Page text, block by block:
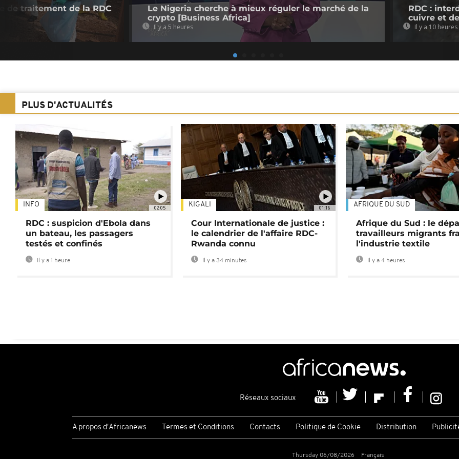
de traitement de la RDC
Le Nigeria cherche à mieux réguler le marché de la
crypto [Business Africa]
Il y a 5 heures
RDC :
cuivre et
Il y a 10 heures
PLUS D'ACTUALITÉS
02:05
INFO
RDC : suspicion d'Ebola dans
un bateau, les passagers
testés et confinés
Il y a 1 heure
01:16
KIGALI
Cour Internationale de justice :
le calendrier de l'affaire RDC-
Rwanda connu
Il y a 34 minutes
AFRIQUE DU SUD
Afrique du Sud : le
travailleurs migrants
l'industrie textile
Il y a 4 heures
Réseaux sociaux
A propos d'Africanews Termes et Conditions Contacts Politique de Cookie Distribution
Thursday 06/08/2026